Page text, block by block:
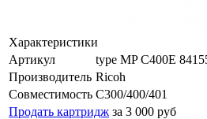
Характеристики
Артикул
type MP C400E
Производитель Ricoh
Совместимость C300/400/401
Продать картридж за 3 000 руб